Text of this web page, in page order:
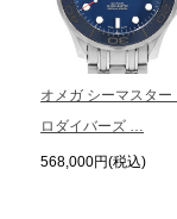
オメガ シーマスター
ロダイバーズ …
568,000円(税込)